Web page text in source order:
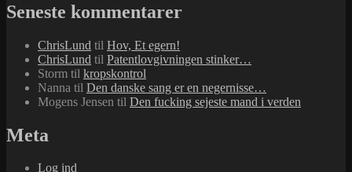
Seneste kommentarer
ChrisLund til Hov, Et egern!
ChrisLund til Patentlovgivningen stinker…
Storm til kropskontrol
Nanna til Den danske sang er en negernisse…
Mogens Jensen til Den fucking sejeste mand i verden
Meta
Log ind